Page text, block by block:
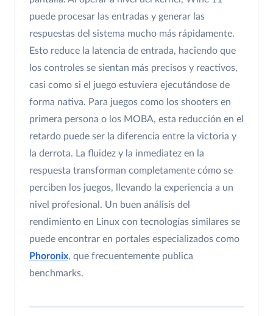
puede procesar las entradas y generar las
respuestas del sistema mucho más rápidamente.
Esto reduce la latencia de entrada, haciendo que
los controles se sientan más precisos y reactivos,
casi como si el juego estuviera ejecutándose de
forma nativa. Para juegos como los shooters en
primera persona o los MOBA, esta reducción en el
retardo puede ser la diferencia entre la victoria y
la derrota. La fluidez y la inmediatez en la
respuesta transforman completamente cómo se
perciben los juegos, llevando la experiencia a un
nivel profesional. Un buen análisis del
rendimiento en Linux con tecnologías similares se
puede encontrar en portales especializados como
Phoronix, que frecuentemente publica
benchmarks.